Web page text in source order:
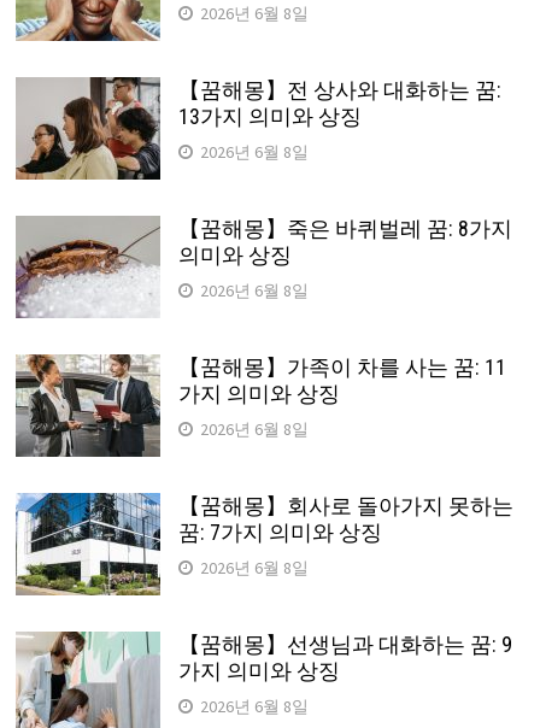
2026년 6월 8일
【꿈해몽】전 상사와 대화하는 꿈:
13가지 의미와 상징
2026년 6월 8일
【꿈해몽】죽은 바퀴벌레 꿈: 8가지
의미와 상징
2026년 6월 8일
【꿈해몽】가족이 차를 사는 꿈: 11
가지 의미와 상징
2026년 6월 8일
【꿈해몽】회사로 돌아가지 못하는
꿈: 7가지 의미와 상징
2026년 6월 8일
【꿈해몽】선생님과 대화하는 꿈: 9
가지 의미와 상징
2026년 6월 8일